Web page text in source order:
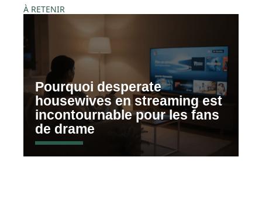
À RETENIR
Pourquoi desperate
housewives en streaming est
incontournable pour les fans
de drame